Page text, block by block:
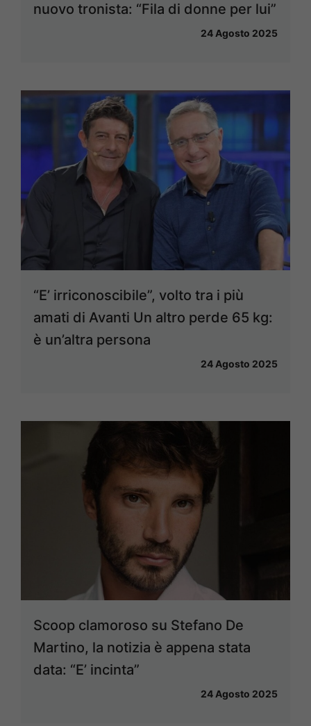
nuovo tronista: “Fila di donne per lui”
24 Agosto 2025
“E’ irriconoscibile”, volto tra i più
amati di Avanti Un altro perde 65 kg:
è un’altra persona
24 Agosto 2025
Scoop clamoroso su Stefano De
Martino, la notizia è appena stata
data: “E’ incinta”
24 Agosto 2025